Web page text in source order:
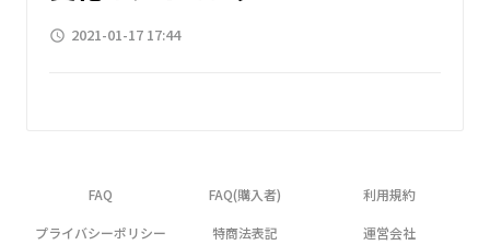
access_time 2021-01-17 17:44
FAQ FAQ(購入者) 利用規約
プライバシーポリシー 特商法表記 運営会社